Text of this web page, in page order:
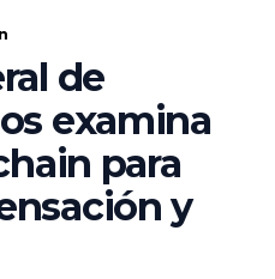
de
examina
para
y